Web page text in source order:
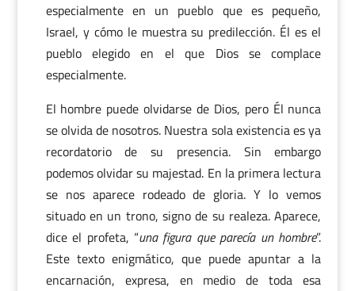
especialmente en un pueblo que es pequeño,
Israel, y cómo le muestra su predilección. Él es el
pueblo elegido en el que Dios se complace
especialmente.
El hombre puede olvidarse de Dios, pero Él nunca
se olvida de nosotros. Nuestra sola existencia es ya
recordatorio de su presencia. Sin embargo
podemos olvidar su majestad. En la primera lectura
se nos aparece rodeado de gloria. Y lo vemos
situado en un trono, signo de su realeza. Aparece,
dice el profeta, “una figura que parecía un hombre”.
Este texto enigmático, que puede apuntar a la
encarnación, expresa, en medio de toda esa